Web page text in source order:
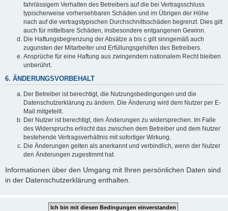
fahrlässigem Verhalten des Betreibers auf die bei Vertragsschluss
typischerweise vorhersehbaren Schäden und im Übrigen der Höhe
nach auf die vertragstypischen Durchschnittsschäden begrenzt. Dies gilt
auch für mittelbare Schäden, insbesondere entgangenen Gewinn.
Die Haftungsbegrenzung der Absätze a bis c gilt sinngemäß auch
zugunsten der Mitarbeiter und Erfüllungsgehilfen des Betreibers.
Ansprüche für eine Haftung aus zwingendem nationalem Recht bleiben
unberührt.
6. ÄNDERUNGSVORBEHALT
Der Betreiber ist berechtigt, die Nutzungsbedingungen und die
Datenschutzerklärung zu ändern. Die Änderung wird dem Nutzer per E-
Mail mitgeteilt.
Der Nutzer ist berechtigt, den Änderungen zu widersprechen. Im Falle
des Widerspruchs erlischt das zwischen dem Betreiber und dem Nutzer
bestehende Vertragsverhältnis mit sofortiger Wirkung.
Die Änderungen gelten als anerkannt und verbindlich, wenn der Nutzer
den Änderungen zugestimmt hat.
Informationen über den Umgang mit Ihren persönlichen Daten sind
in der Datenschutzerklärung enthalten.